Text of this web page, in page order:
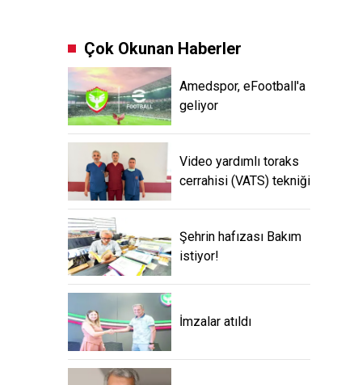
Çok Okunan Haberler
Amedspor, eFootball'a
geliyor
Video yardımlı toraks
cerrahisi (VATS) tekniği
Şehrin hafızası Bakım
istiyor!
İmzalar atıldı